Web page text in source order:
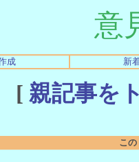
意
成 新
[ 親記事を
こ